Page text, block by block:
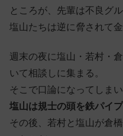
ところが、先輩は不良グ
塩山たちは逆に脅されて
週末の夜に塩山・若村・
いて相談しに集まる。
そこで口論になってしまい
塩山は規士の頭を鉄パイプ
その後、若村と塩山が倉